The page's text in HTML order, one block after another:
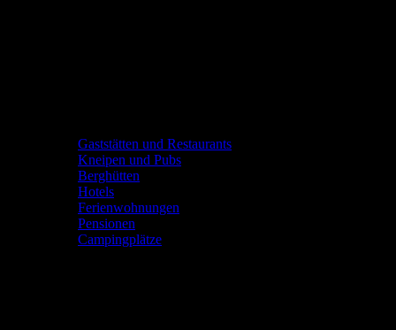
Gaststätten und Restaurants
Kneipen und Pubs
Berghütten
Hotels
Ferienwohnungen
Pensionen
Campingplätze